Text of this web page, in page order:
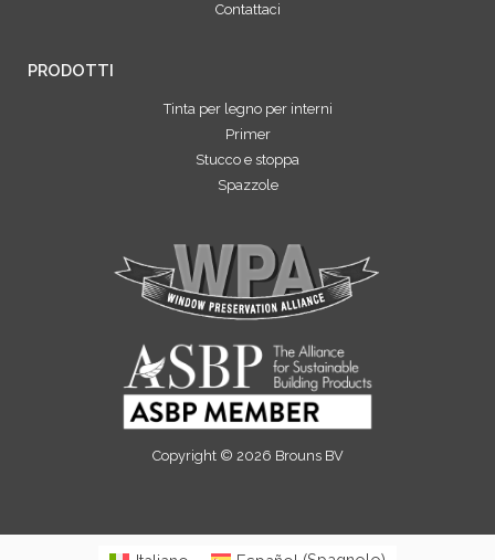
Contattaci
PRODOTTI
Tinta per legno per interni
Primer
Stucco e stoppa
Spazzole
Copyright © 2026 Brouns BV